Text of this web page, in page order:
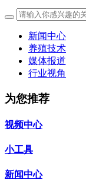
新闻中心
养殖技术
媒体报道
行业视角
为您推荐
视频中心
小工具
新闻中心